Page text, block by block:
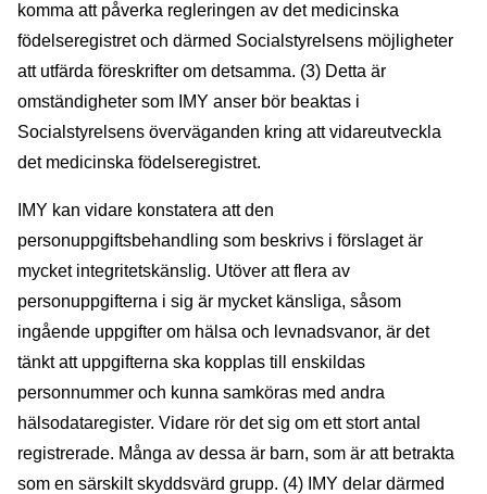
komma att påverka regleringen av det medicinska
födelseregistret och därmed Socialstyrelsens möjligheter
att utfärda föreskrifter om detsamma. (3) Detta är
omständigheter som IMY anser bör beaktas i
Socialstyrelsens överväganden kring att vidareutveckla
det medicinska födelseregistret.
IMY kan vidare konstatera att den
personuppgiftsbehandling som beskrivs i förslaget är
mycket integritetskänslig. Utöver att flera av
personuppgifterna i sig är mycket känsliga, såsom
ingående uppgifter om hälsa och levnadsvanor, är det
tänkt att uppgifterna ska kopplas till enskildas
personnummer och kunna samköras med andra
hälsodataregister. Vidare rör det sig om ett stort antal
registrerade. Många av dessa är barn, som är att betrakta
som en särskilt skyddsvärd grupp. (4) IMY delar därmed